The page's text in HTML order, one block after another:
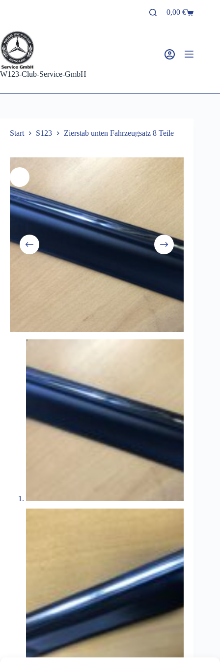
Warenkorb
0,00€
W123-Club-Service-GmbH
Start S123 Zierstab unten Fahrzeugsatz 8 Teile